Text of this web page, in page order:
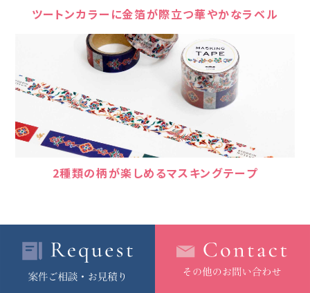
ツートンカラーに金箔が際立つ華やかなラベル
2種類の柄が楽しめるマスキングテープ